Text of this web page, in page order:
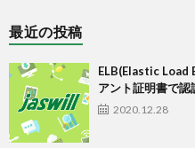
最近の投稿
ELB(Elastic Load
アント証明書で認
2020.12.28